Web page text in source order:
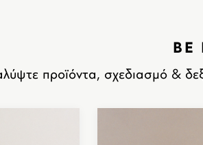
BE
προϊόντα, σχεδιασμό &